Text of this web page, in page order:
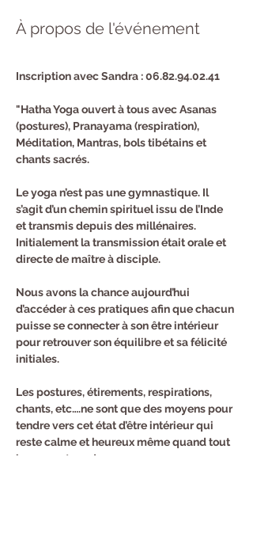
À propos de l'événement
Inscription avec Sandra : 06.82.94.02.41
"Hatha Yoga ouvert à tous avec Asanas
(postures), Pranayama (respiration),
Méditation, Mantras, bols tibétains et
chants sacrés.
Le yoga n’est pas une gymnastique. Il
s’agit d’un chemin spirituel issu de l’Inde
et transmis depuis des millénaires.
Initialement la transmission était orale et
directe de maître à disciple.
Nous avons la chance aujourd’hui
d’accéder à ces pratiques afin que chacun
puisse se connecter à son être intérieur
pour retrouver son équilibre et sa félicité
initiales.
Les postures, étirements, respirations,
chants, etc….ne sont que des moyens pour
tendre vers cet état d’être intérieur qui
reste calme et heureux même quand tout
bouge autour de nous.